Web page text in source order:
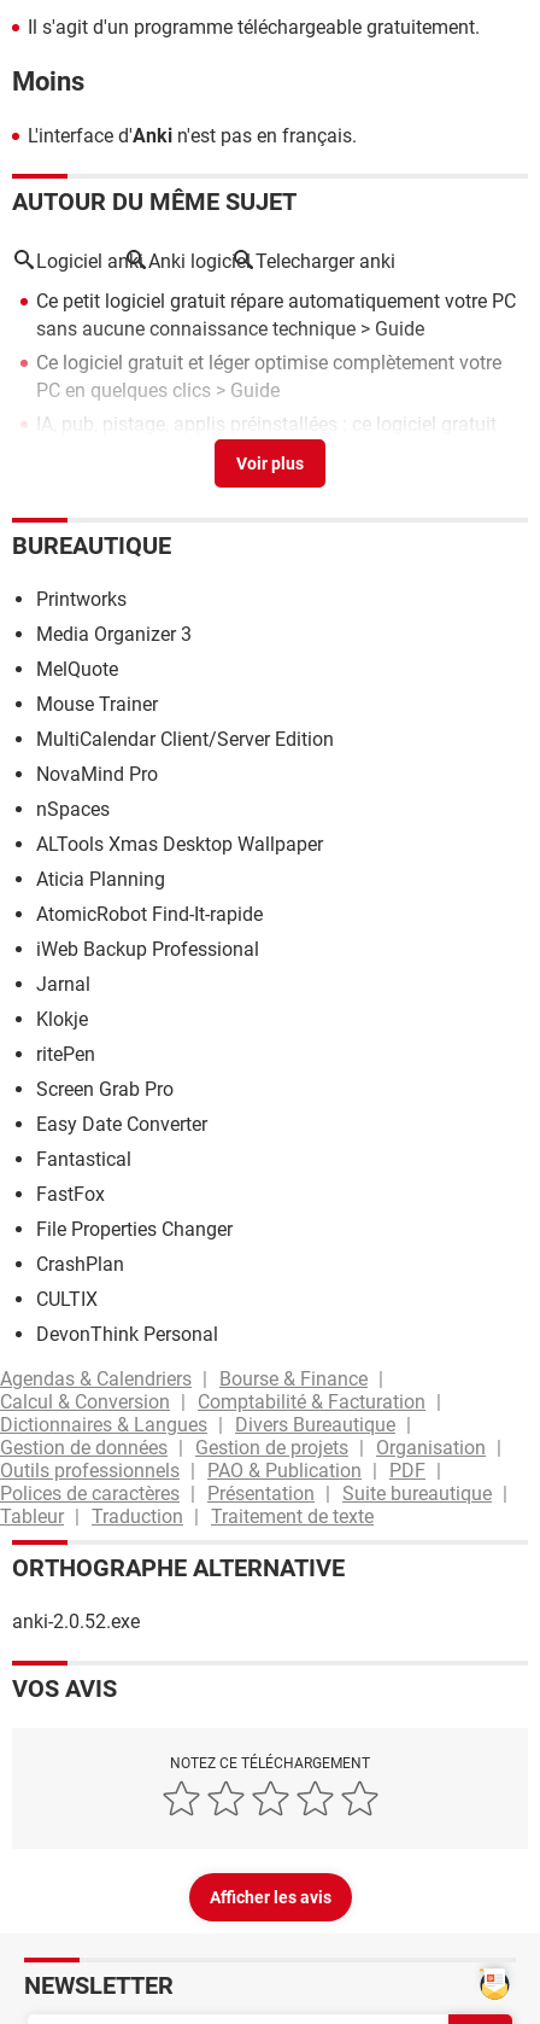
Il s'agit d'un programme téléchargeable gratuitement.
Moins
L'interface d'Anki n'est pas en français.
AUTOUR DU MÊME SUJET
Logiciel anki Anki logiciel Telecharger anki
Ce petit logiciel gratuit répare automatiquement votre PC
sans aucune connaissance technique > Guide
Ce logiciel gratuit et léger optimise complètement votre
PC en quelques clics > Guide
IA, pub, pistage, applis préinstallées : ce logiciel gratuit
supprime tout le superflu de Windows
Microsoft Money 2005 : gratuit et fonctionnel sous
Windows 10 et 11
Facturation
Windows> Guide
BUREAUTIQUE
Printworks
Media Organizer 3
MelQuote
Mouse Trainer
MultiCalendar Client/Server Edition
NovaMind Pro
nSpaces
ALTools Xmas Desktop Wallpaper
Aticia Planning
AtomicRobot Find-It-rapide
iWeb Backup Professional
Jarnal
Klokje
ritePen
Screen Grab Pro
Easy Date Converter
Fantastical
FastFox
File Properties Changer
CrashPlan
CULTIX
DevonThink Personal
Agendas & Calendriers
Bourse & Finance
Calcul & Conversion
Comptabilité & Facturation
Dictionnaires & Langues
Divers Bureautique
Gestion de données
Gestion de projets
Organisation
Outils professionnels
PAO & Publication
PDF
Polices de caractères
Présentation
Suite bureautique
Tableur
Traduction Traitement de texte
ORTHOGRAPHE ALTERNATIVE
anki-2.0.52.exe
VOS AVIS
NOTEZ CE TÉLÉCHARGEMENT
Afficher les avis
NEWSLETTER